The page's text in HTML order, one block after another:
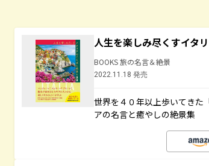
人生を楽しみ尽くすイタ
BOOKS 旅の名言＆絶景
2022.11.18 発売
世界を４０年以上歩いてきた
アの名言と癒やしの絶景集